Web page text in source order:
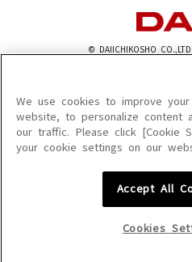
© DAIICHIKOSHO
このサイトに掲載されている一切の文章・
を問わず、著作権法の定める範囲を超えて無
を禁じます。
楽曲及びコンテンツは、機種によりご利用い
楽曲及びコンテンツの配信日、配信内容が変
We use cookies to improve
website, to personalize content
our traffic. Please click [Cookie
your cookie settings on our
Accept All
Cookies